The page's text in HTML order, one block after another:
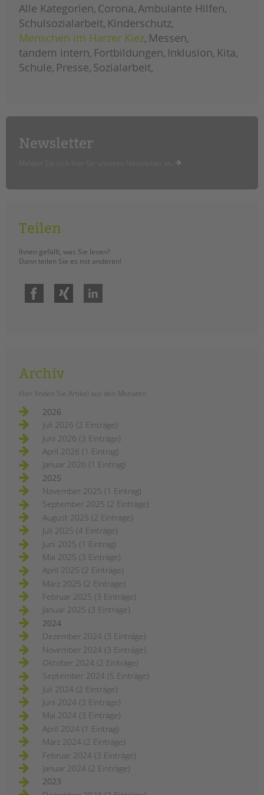
Alle Kategorien Corona Ambulante Hilfen
Schulsozialarbeit Kinderschutz
Menschen im Harzer Kiez Messen
tandem intern Fortbildungen Inklusion Kita
Schule Presse Sozialarbeit
Newsletter
Melden Sie sich hier für unseren Newsletter an.
Teilen
Ihnen gefällt, was Sie lesen?
Dann teilen Sie es mit anderen!
Facebook Xing
Archiv
Hier finden Sie Artikel aus den Monaten
2026
Juli 2026 (2 Einträge)
Juni 2026 (3 Einträge)
April 2026 (1 Eintrag)
Januar 2026 (1 Eintrag)
2025
November 2025 (1 Eintrag)
September 2025 (2 Einträge)
August 2025 (2 Einträge)
Juli 2025 (4 Einträge)
Juni 2025 (1 Eintrag)
Mai 2025 (3 Einträge)
April 2025 (2 Einträge)
März 2025 (2 Einträge)
Februar 2025 (3 Einträge)
Januar 2025 (3 Einträge)
2024
Dezember 2024 (3 Einträge)
November 2024 (3 Einträge)
Oktober 2024 (2 Einträge)
September 2024 (5 Einträge)
Juli 2024 (2 Einträge)
Juni 2024 (3 Einträge)
Mai 2024 (3 Einträge)
April 2024 (1 Eintrag)
März 2024 (2 Einträge)
Februar 2024 (3 Einträge)
Januar 2024 (2 Einträge)
2023